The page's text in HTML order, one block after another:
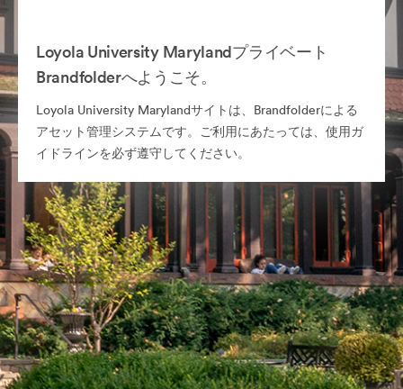
Loyola University Marylandプライベート
Brandfolderへようこそ。
Loyola University Marylandサイトは、Brandfolderによる
アセット管理システムです。ご利用にあたっては、使用ガ
イドラインを必ず遵守してください。